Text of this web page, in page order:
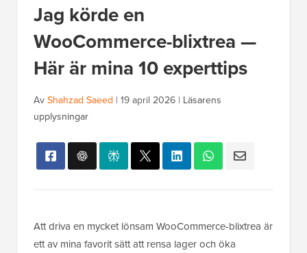
Jag körde en
WooCommerce-blixtrea —
Här är mina 10 experttips
AvShahzad Saeed | 19 april 2026 | Läsarens
upplysningar
Att driva en mycket lönsam WooCommerce-blixtrea är
ett av mina favorit sätt att rensa lager och öka